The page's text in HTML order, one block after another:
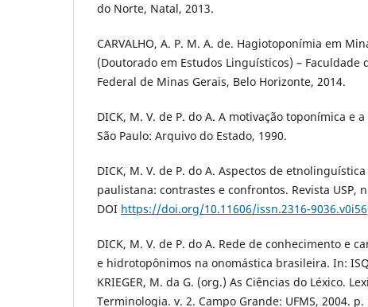
do Norte, Natal, 2013.
CARVALHO, A. P. M. A. de. Hagiotoponímia em
(Doutorado em Estudos Linguísticos) – Faculdade
Federal de Minas Gerais, Belo Horizonte, 2014.
DICK, M. V. de P. do A. A motivação toponímica e
São Paulo: Arquivo do Estado, 1990.
DICK, M. V. de P. do A. Aspectos de
paulistana: contrastes e confrontos. Revista USP,
DOI https://doi.org/10.11606/issn.2316-
DICK, M. V. de P. do A. Rede de conhecimento e
e hidrotopônimos na onomástica brasileira. In:
KRIEGER, M. da G. (org.) As Ciências do Léxico.
Terminologia. v. 2. Campo Grande: UFMS, 2004. p.